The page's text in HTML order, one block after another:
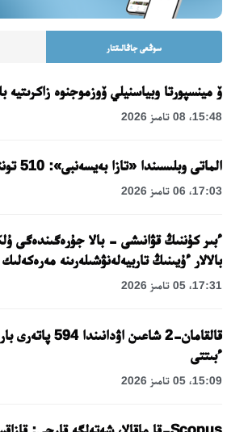
سوڭعى جاڭالىقتار
ۆ مينسپورتا وبياسنيلي ۆوزموجنوە زاكرىتيە
15:48، 08 تامىز 2026
الماتى وبلىسىندا «تازا بەيسەنبى»: 510 توننا قوقىس شىعارىلدى
17:03، 06 تامىز 2026
ءبىر كۇننىڭ قۋانىشى - بالا جۇرەگىندەگى
بالالار ءۇيىنىڭ تاربيەلەنۋشىلەرىنە
17:31، 05 تامىز 2026
قالقامان-2 شاعىن
ءبىتتى
15:09، 05 تامىز 2026